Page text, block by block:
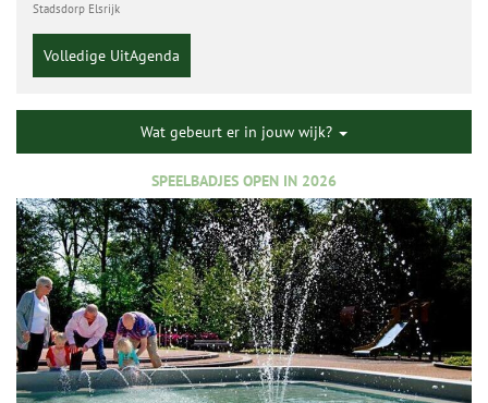
Stadsdorp Elsrijk
Volledige UitAgenda
Wat gebeurt er in jouw wijk?
SPEELBADJES OPEN IN 2026